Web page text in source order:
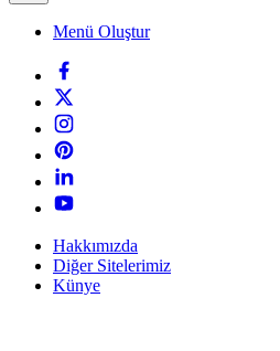
Menü Oluştur
Hakkımızda
Diğer Sitelerimiz
Künye